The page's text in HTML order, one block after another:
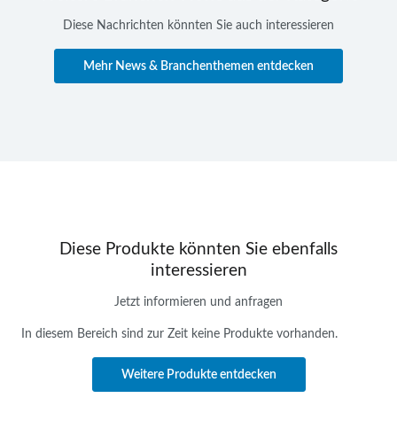
Diese Nachrichten könnten Sie auch interessieren
Mehr News & Branchenthemen entdecken
Diese Produkte könnten Sie ebenfalls
interessieren
Jetzt informieren und anfragen
In diesem Bereich sind zur Zeit keine Produkte vorhanden.
Weitere Produkte entdecken